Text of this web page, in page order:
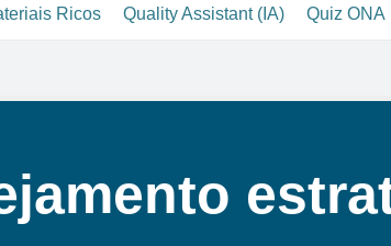
Ricos Quality Assistant (IA) Quiz ONA